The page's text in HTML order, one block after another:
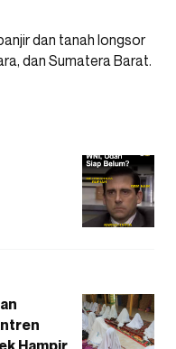
dan tanah longsor
dan Sumatera Barat.
Hampir